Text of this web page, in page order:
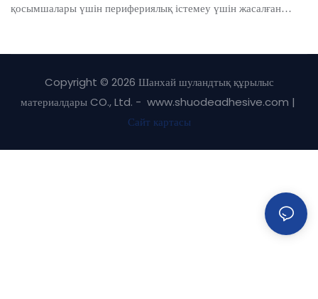
қосымшалары үшін перифериялық істемеу үшін жасалған
Copyright © 2026 Шанхай шуландтық құрылыс
материалдары CO., Ltd. - www.shuodeadhesive.com |
Сайт картасы